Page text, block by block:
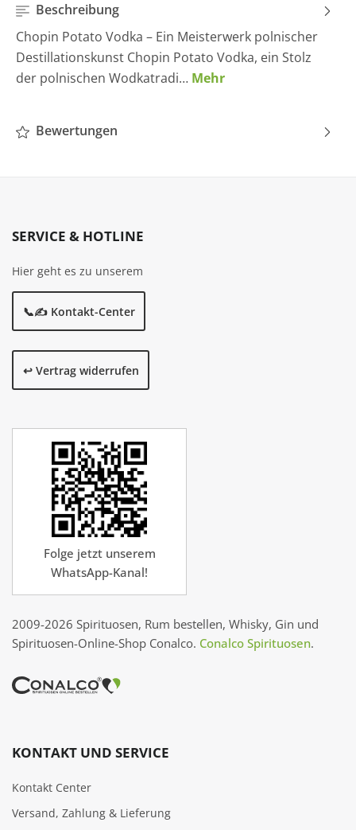
Beschreibung
Chopin Potato Vodka – Ein Meisterwerk polnischer
Destillationskunst Chopin Potato Vodka, ein Stolz
der polnischen Wodkatradi… Mehr
Bewertungen
SERVICE & HOTLINE
Hier geht es zu unserem
📞✍️ Kontakt-Center
↩️ Vertrag widerrufen
Folge jetzt unserem
WhatsApp-Kanal!
2009-2026 Spirituosen, Rum bestellen, Whisky, Gin und
Spirituosen-Online-Shop Conalco. Conalco Spirituosen.
KONTAKT UND SERVICE
Kontakt Center
Versand, Zahlung & Lieferung